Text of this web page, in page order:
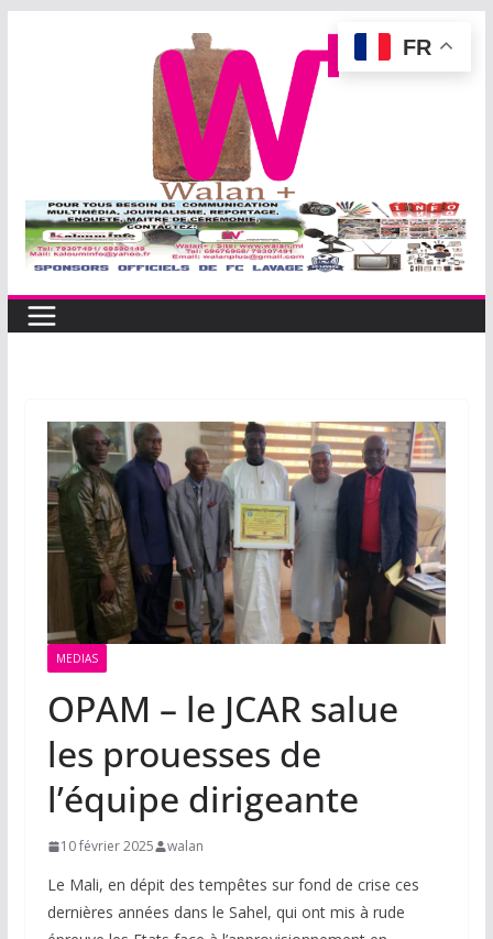
MEDIAS
OPAM – le JCAR salue
les prouesses de
l’équipe dirigeante
10 février 2025 walan
Le Mali, en dépit des tempêtes sur fond de crise ces
dernières années dans le Sahel, qui ont mis à rude
FR